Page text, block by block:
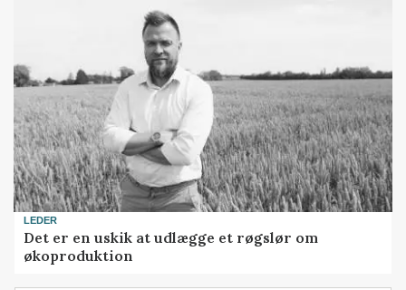
LEDER
Det er en uskik at udlægge et røgslør om
økoproduktion